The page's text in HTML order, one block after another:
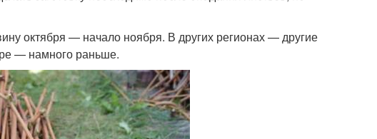
октября — начало ноября. В других регионах — другие
— намного раньше.